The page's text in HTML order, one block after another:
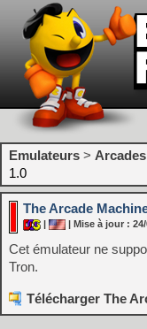
Emulateurs > Arcades
1.0
The Arcade
| | Mise à jour : 24/
Cet émulateur ne
Tron.
Télécharger The